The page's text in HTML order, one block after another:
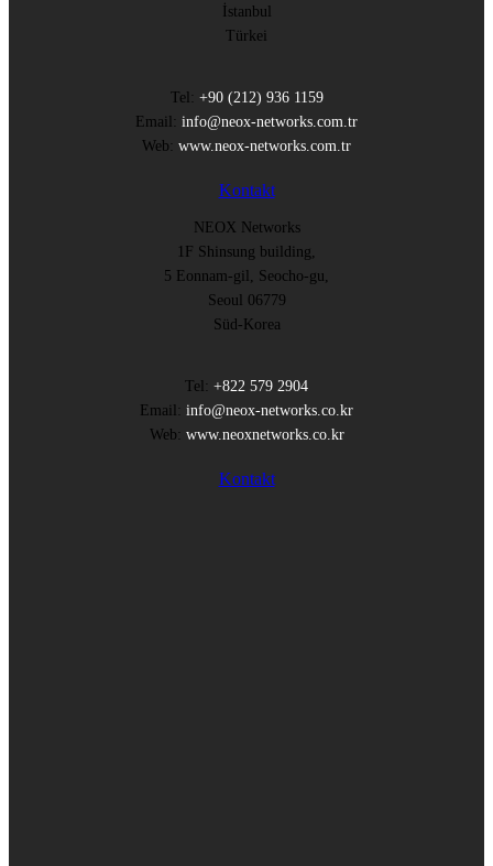
İstanbul
Türkei
Tel: +90 (212) 936 1159
Email: info@neox-networks.com.tr
Web: www.neox-networks.com.tr
Kontakt
NEOX Networks
1F Shinsung building,
5 Eonnam-gil, Seocho-gu,
Seoul 06779
Süd-Korea
Tel: +822 579 2904
Email: info@neox-networks.co.kr
Web: www.neoxnetworks.co.kr
Kontakt